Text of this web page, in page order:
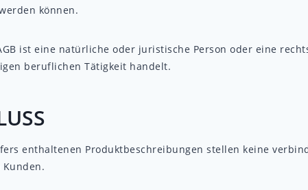
können.
ist eine natürliche oder juristische Person oder eine
beruflichen Tätigkeit handelt.
enthaltenen Produktbeschreibungen stellen keine